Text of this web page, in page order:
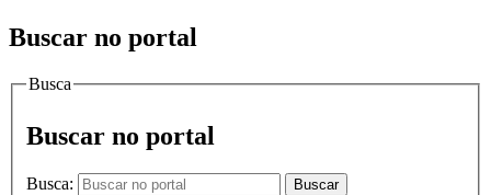
Buscar no portal
Busca
Buscar no portal
Busca: Buscar